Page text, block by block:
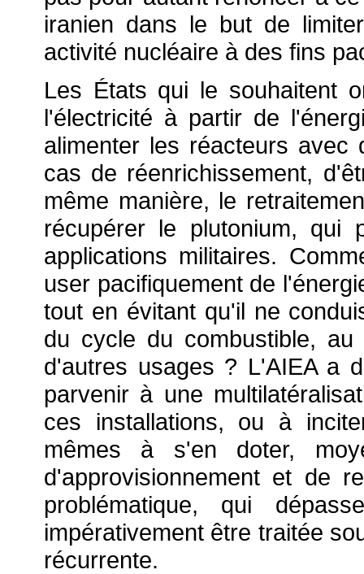
iranien dans le but de
activité nucléaire à des fins
Les États qui le souhaitent
l'électricité à partir de
alimenter les réacteurs avec
cas de réenrichissement,
même manière, le
récupérer le plutonium,
applications militaires.
user pacifiquement de
tout en évitant qu'il ne
du cycle du combustible,
d'autres usages ? L'AIEA a
parvenir à une
ces installations, ou à
mêmes à s'en doter,
d'approvisionnement et de
problématique, qui
impérativement être traitée
récurrente.